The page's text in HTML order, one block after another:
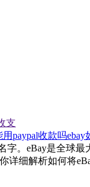
支
paypal收款吗ebay
字。eBay是全球
细解析如何将